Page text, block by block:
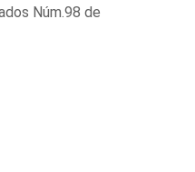
Núm.98 de